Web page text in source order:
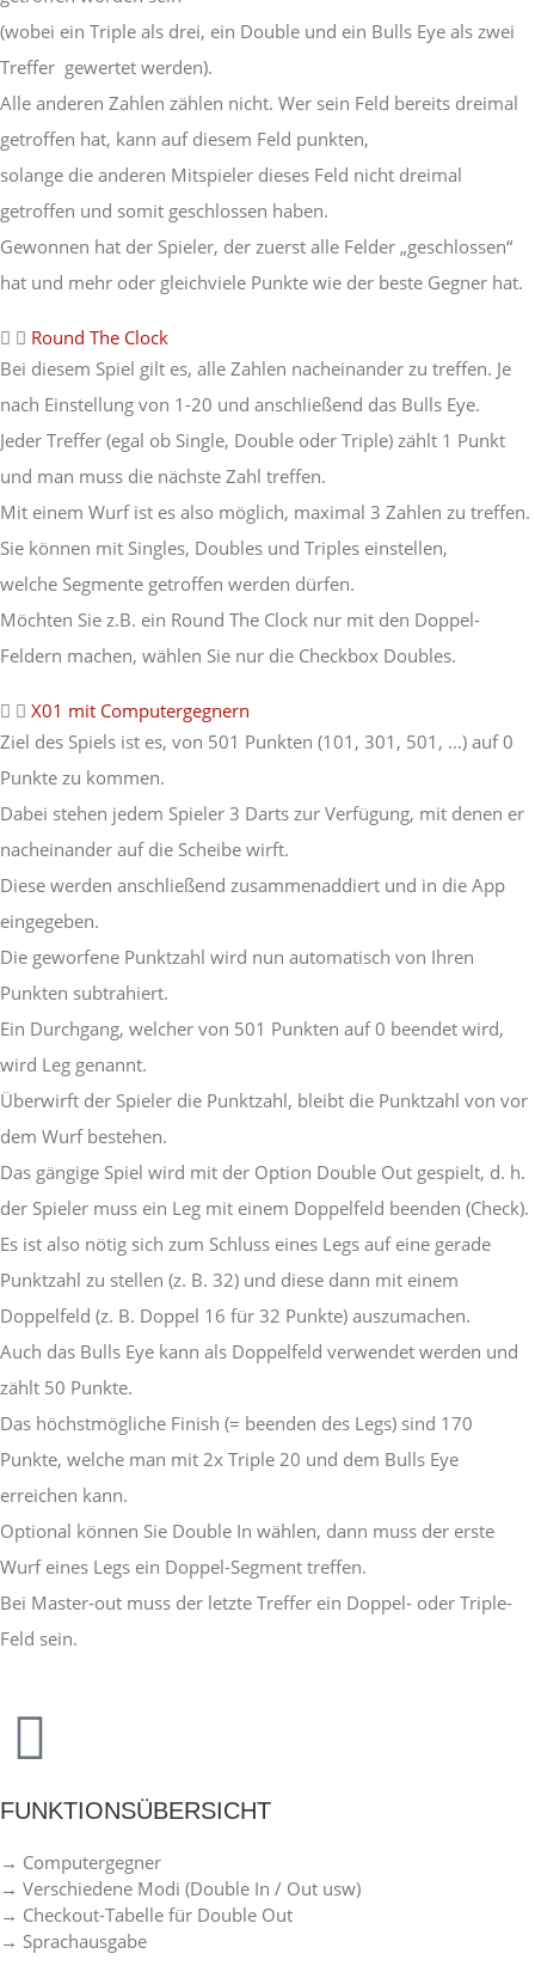
(wobei ein Triple als drei, ein Double und ein Bulls Eye als zwei
Treffer gewertet werden).
Alle anderen Zahlen zählen nicht. Wer sein Feld bereits dreimal
getroffen hat, kann auf diesem Feld punkten,
solange die anderen Mitspieler dieses Feld nicht dreimal
getroffen und somit geschlossen haben.
Gewonnen hat der Spieler, der zuerst alle Felder „geschlossen“
hat und mehr oder gleichviele Punkte wie der beste Gegner hat.
Round The Clock
Bei diesem Spiel gilt es, alle Zahlen nacheinander zu treffen. Je
nach Einstellung von 1-20 und anschließend das Bulls Eye.
Jeder Treffer (egal ob Single, Double oder Triple) zählt 1 Punkt
und man muss die nächste Zahl treffen.
Mit einem Wurf ist es also möglich, maximal 3 Zahlen zu treffen.
Sie können mit Singles, Doubles und Triples einstellen,
welche Segmente getroffen werden dürfen.
Möchten Sie z.B. ein Round The Clock nur mit den Doppel-
Feldern machen, wählen Sie nur die Checkbox Doubles.
X01 mit Computergegnern
Ziel des Spiels ist es, von 501 Punkten (101, 301, 501, …) auf 0
Punkte zu kommen.
Dabei stehen jedem Spieler 3 Darts zur Verfügung, mit denen er
nacheinander auf die Scheibe wirft.
Diese werden anschließend zusammenaddiert und in die App
eingegeben.
Die geworfene Punktzahl wird nun automatisch von Ihren
Punkten subtrahiert.
Ein Durchgang, welcher von 501 Punkten auf 0 beendet wird,
wird Leg genannt.
Überwirft der Spieler die Punktzahl, bleibt die Punktzahl von vor
dem Wurf bestehen.
Das gängige Spiel wird mit der Option Double Out gespielt, d. h.
der Spieler muss ein Leg mit einem Doppelfeld beenden (Check).
Es ist also nötig sich zum Schluss eines Legs auf eine gerade
Punktzahl zu stellen (z. B. 32) und diese dann mit einem
Doppelfeld (z. B. Doppel 16 für 32 Punkte) auszumachen.
Auch das Bulls Eye kann als Doppelfeld verwendet werden und
zählt 50 Punkte.
Das höchstmögliche Finish (= beenden des Legs) sind 170
Punkte, welche man mit 2x Triple 20 und dem Bulls Eye
erreichen kann.
Optional können Sie Double In wählen, dann muss der erste
Wurf eines Legs ein Doppel-Segment treffen.
Bei Master-out muss der letzte Treffer ein Doppel- oder Triple-
Feld sein.
FUNKTIONSÜBERSICHT
→ Computergegner
→ Verschiedene Modi (Double In / Out usw)
→ Checkout-Tabelle für Double Out
→ Sprachausgabe